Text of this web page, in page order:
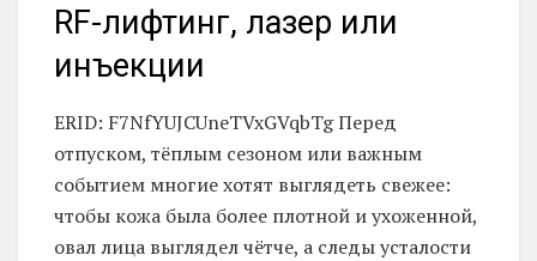
RF-лифтинг, лазер или
инъекции
ERID: F7NfYUJCUneTVxGVqbTg Перед
отпуском, тёплым сезоном или важным
событием многие хотят выглядеть свежее:
чтобы кожа была более плотной и ухоженной,
овал лица выглядел чётче, а следы усталости